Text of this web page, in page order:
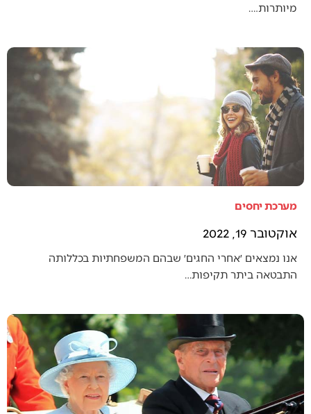
מיותרות.…
מערכת יחסים
אוקטובר 19, 2022
אנו נמצאים ׳אחרי החגים׳ שבהם המשפחתיות בכללותה
התבטאה ביתר תקיפות…